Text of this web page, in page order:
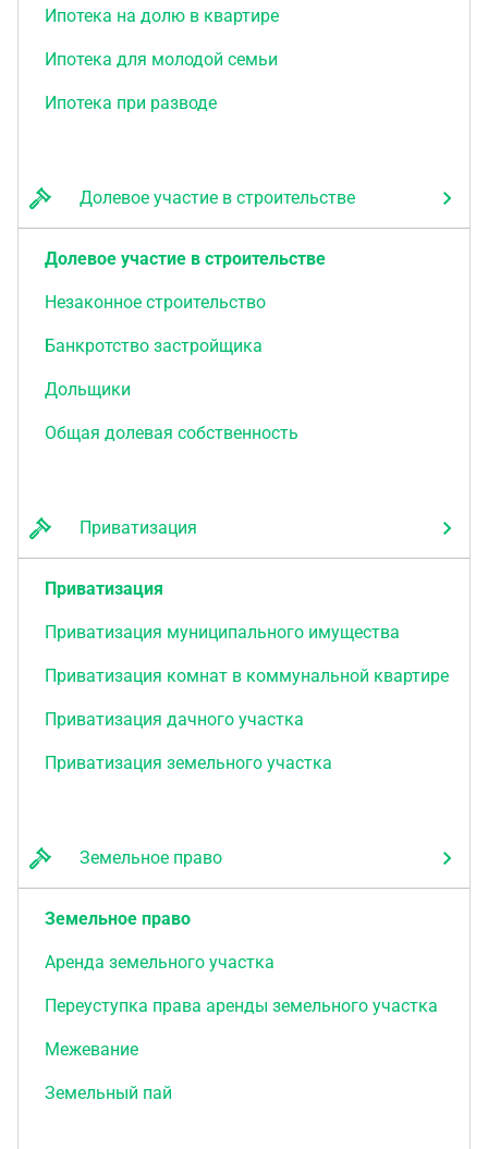
Ипотека на долю в квартире
Ипотека для молодой семьи
Ипотека при разводе
Долевое участие в строительстве
Долевое участие в строительстве
Незаконное строительство
Банкротство застройщика
Дольщики
Общая долевая собственность
Приватизация
Приватизация
Приватизация муниципального имущества
Приватизация комнат в коммунальной квартире
Приватизация дачного участка
Приватизация земельного участка
Земельное право
Земельное право
Аренда земельного участка
Переуступка права аренды земельного участка
Межевание
Земельный пай